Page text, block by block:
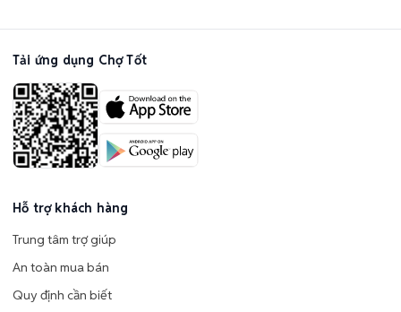
Tải ứng dụng Chợ Tốt
Hỗ trợ khách hàng
Trung tâm trợ giúp
An toàn mua bán
Quy định cần biết